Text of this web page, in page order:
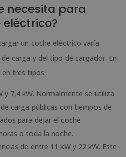
necesita para
un coche eléctrico varía
carga y del tipo de cargador. En
en tres tipos:
y 7,4 kW. Normalmente se utiliza
carga públicas con tiempos de
para dejar el coche
o toda la noche.
de entre 11 kW y 22 kW. Este